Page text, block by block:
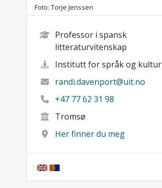
Foto: Torje Jenssen
Professor i spansk
litteraturvitenskap
Institutt for språk og kultur
randi.davenport@uit.no
+47 77 62 31 98
Tromsø
Her finner du meg